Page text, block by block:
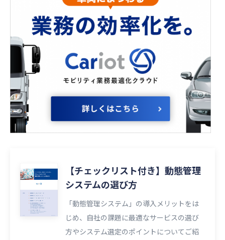
【チェックリスト付き】動態管理
システムの選び方
「動態管理システム」の導入メリットをは
じめ、自社の課題に最適なサービスの選び
方やシステム選定のポイントについてご紹